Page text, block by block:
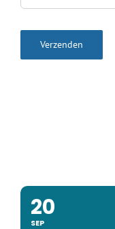
Verzenden
20
SEP